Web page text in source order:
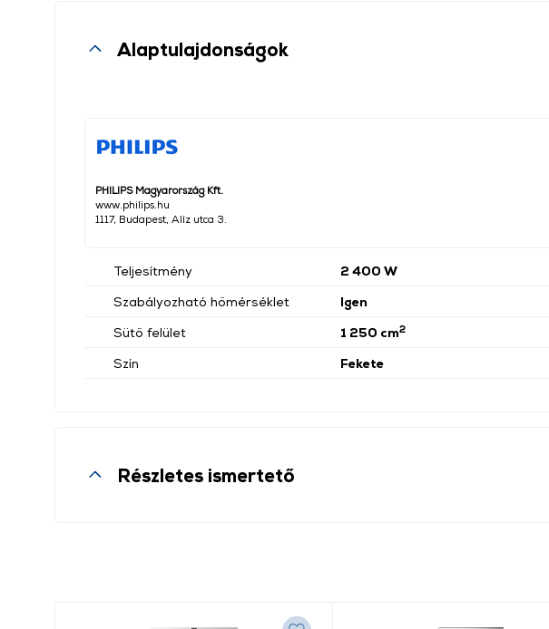
Alaptulajdonságok
PHILIPS Magyarország Kft.
www.philips.hu
1117, Budapest, Alíz utca 3.
Teljesítmény
2 400 W
Szabályozható hőmérséklet
Igen
Sütő felület
1 250 cm2
Szín Fekete
Részletes ismertető